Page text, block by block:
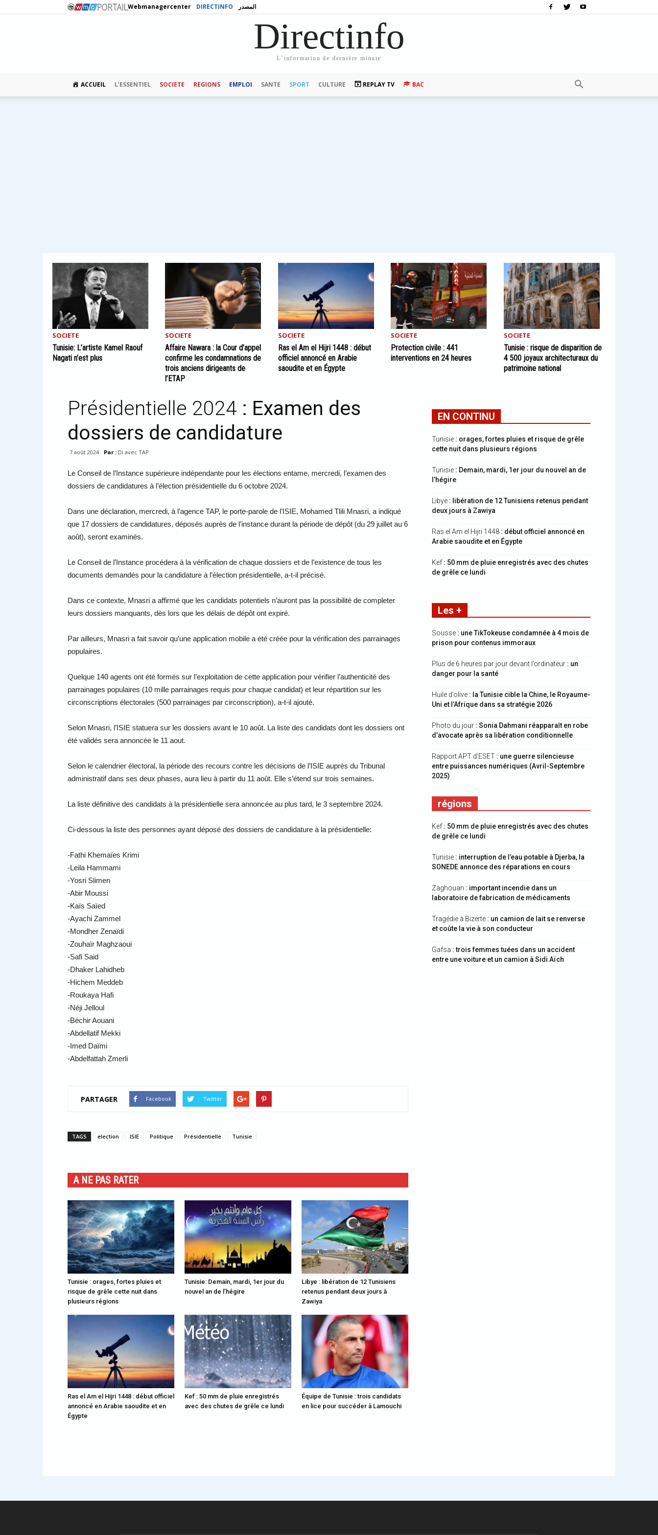
Webmanagercenter DIRECTINFO المصدر
Directinfo
L`information de dernière minute
ACCUEIL L’ESSENTIEL SOCIETE REGIONS EMPLOI SANTE SPORT CULTURE REPLAY TV BAC
SOCIETE
Tunisie: L’artiste Kamel Raouf
Nagati n’est plus
SOCIETE
Affaire Nawara : la Cour d’appel
confirme les condamnations de
trois anciens dirigeants de
l’ETAP
SOCIETE
Ras el Am el Hijri 1448 : début
officiel annoncé en Arabie
saoudite et en Égypte
SOCIETE
Protection civile : 441
interventions en 24 heures
SOCIETE
Tunisie : risque de disparition de
4 500 joyaux architecturaux du
patrimoine national
Présidentielle 2024 : Examen des
dossiers de candidature
7 août 2024 Par : Di avec TAP
Le Conseil de l’Instance supérieure indépendante pour les élections entame, mercredi, l’examen des
dossiers de candidatures à l’élection présidentielle du 6 octobre 2024.
Dans une déclaration, mercredi, à l’agence TAP, le porte-parole de l’ISIE, Mohamed Tlili Mnasri, a indiqué
que 17 dossiers de candidatures, déposés auprès de l’instance durant la période de dépôt (du 29 juillet au 6
août), seront examinés.
Le Conseil de l’Instance procédera à la vérification de chaque dossiers et de l’existence de tous les
documents demandés pour la candidature à l’élection présidentielle, a-t-il précisé.
Dans ce contexte, Mnasri a affirmé que les candidats potentiels n’auront pas la possibilité de completer
leurs dossiers manquants, dès lors que les délais de dépôt ont expiré.
Par ailleurs, Mnasri a fait savoir qu’une application mobile a été créée pour la vérification des parrainages
populaires.
Quelque 140 agents ont été formés sur l’exploitation de cette application pour vérifier l’authenticité des
parrainages populaires (10 mille parrainages requis pour chaque candidat) et leur répartition sur les
circonscriptions électorales (500 parrainages par circonscription), a-t-il ajouté.
Selon Mnasri, l’ISIE statuera sur les dossiers avant le 10 août. La liste des candidats dont les dossiers ont
été validés sera annoncée le 11 aout.
Selon le calendrier électoral, la période des recours contre les décisions de l’ISIE auprès du Tribunal
administratif dans ses deux phases, aura lieu à partir du 11 août. Elle s’étend sur trois semaines.
La liste définitive des candidats à la présidentielle sera annoncée au plus tard, le 3 septembre 2024.
Ci-dessous la liste des personnes ayant déposé des dossiers de candidature à la présidentielle:
-Fathi Khemaïes Krimi
-Leila Hammami
-Yosri Slimen
-Abir Moussi
-Kaïs Saïed
-Ayachi Zammel
-Mondher Zenaïdi
-Zouhaïr Maghzaoui
-Safi Said
-Dhaker Lahidheb
-Hichem Meddeb
-Roukaya Hafi
-Néji Jelloul
-Béchir Aouani
-Abdellatif Mekki
-Imed Daïmi
-Abdelfattah Zmerli
PARTAGER Facebook Twitter
TAGS election ISIE Politique Présidentielle Tunisie
A NE PAS RATER
Tunisie : orages, fortes pluies et
risque de grêle cette nuit dans
plusieurs régions
Tunisie: Demain, mardi, 1er jour du
nouvel an de l’hégire
Libye : libération de 12 Tunisiens
retenus pendant deux jours à
Zawiya
Ras el Am el Hijri 1448 : début officiel
annoncé en Arabie saoudite et en
Égypte
Kef : 50 mm de pluie enregistrés
avec des chutes de grêle ce lundi
Équipe de Tunisie : trois candidats
en lice pour succéder à Lamouchi
EN CONTINU
Tunisie : orages, fortes pluies et risque de grêle
cette nuit dans plusieurs régions
Tunisie : Demain, mardi, 1er jour du nouvel an de
l’hégire
Libye : libération de 12 Tunisiens retenus pendant
deux jours à Zawiya
Ras el Am el Hijri 1448 : début officiel annoncé en
Arabie saoudite et en Égypte
Kef : 50 mm de pluie enregistrés avec des chutes
de grêle ce lundi
Les +
Sousse : une TikTokeuse condamnée à 4 mois de
prison pour contenus immoraux
Plus de 6 heures par jour devant l’ordinateur : un
danger pour la santé
Huile d’olive : la Tunisie cible la Chine, le Royaume-
Uni et l’Afrique dans sa stratégie 2026
Photo du jour : Sonia Dahmani réapparaît en robe
d’avocate après sa libération conditionnelle
Rapport APT d’ESET : une guerre silencieuse
entre puissances numériques (Avril-Septembre
2025)
régions
Kef : 50 mm de pluie enregistrés avec des chutes
de grêle ce lundi
Tunisie : interruption de l’eau potable à Djerba, la
SONEDE annonce des réparations en cours
Zaghouan : important incendie dans un
laboratoire de fabrication de médicaments
Tragédie à Bizerte : un camion de lait se renverse
et coûte la vie à son conducteur
Gafsa : trois femmes tuées dans un accident
entre une voiture et un camion à Sidi Aïch